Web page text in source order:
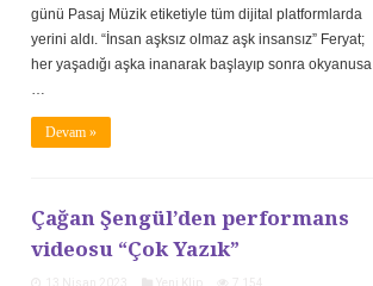
günü Pasaj Müzik etiketiyle tüm dijital platformlarda
yerini aldı. “İnsan aşksız olmaz aşk insansız” Feryat;
her yaşadığı aşka inanarak başlayıp sonra okyanusa
…
Devam »
Çağan Şengül’den performans
videosu “Çok Yazık”